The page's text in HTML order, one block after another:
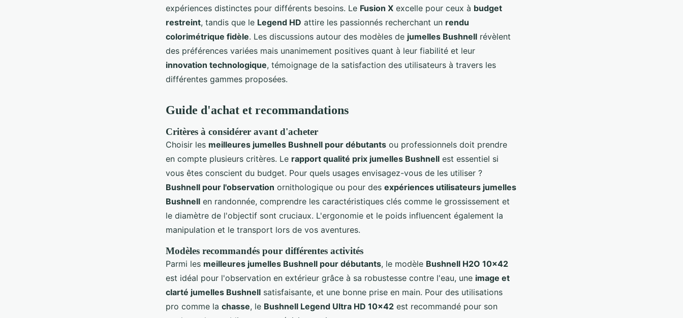
expériences distinctes pour différents besoins. Le Fusion X excelle pour ceux à budget
restreint, tandis que le Legend HD attire les passionnés recherchant un rendu
colorimétrique fidèle. Les discussions autour des modèles de jumelles Bushnell révèlent
des préférences variées mais unanimement positives quant à leur fiabilité et leur
innovation technologique, témoignage de la satisfaction des utilisateurs à travers les
différentes gammes proposées.
Guide d'achat et recommandations
Critères à considérer avant d'acheter
Choisir les meilleures jumelles Bushnell pour débutants ou professionnels doit prendre
en compte plusieurs critères. Le rapport qualité prix jumelles Bushnell est essentiel si
vous êtes conscient du budget. Pour quels usages envisagez-vous de les utiliser ?
Bushnell pour l'observation ornithologique ou pour des expériences utilisateurs jumelles
Bushnell en randonnée, comprendre les caractéristiques clés comme le grossissement et
le diamètre de l'objectif sont cruciaux. L'ergonomie et le poids influencent également la
manipulation et le transport lors de vos aventures.
Modèles recommandés pour différentes activités
Parmi les meilleures jumelles Bushnell pour débutants, le modèle Bushnell H2O 10x42
est idéal pour l'observation en extérieur grâce à sa robustesse contre l'eau, une image et
clarté jumelles Bushnell satisfaisante, et une bonne prise en main. Pour des utilisations
pro comme la chasse, le Bushnell Legend Ultra HD 10x42 est recommandé pour son